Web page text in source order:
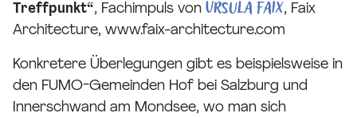
Treffpunkt“, Fachimpuls von URSULA FAIX, Faix
Architecture, www.faix-architecture.com
Konkretere Überlegungen gibt es beispielsweise in
den FUMO-Gemeinden Hof bei Salzburg und
Innerschwand am Mondsee, wo man sich